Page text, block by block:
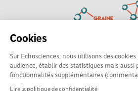
Cookies
Sur Echosciences, nous utilisons des
audience, établir des statistiques mais aussi
fonctionnalités supplémentaires
Lire la politique de confidentialité
Explorer, s’exprimer, rentrer en
Hauts-de-France est le réseau social
sciences et de technologies du